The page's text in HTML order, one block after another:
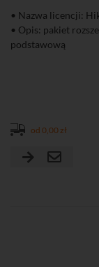
• Nazwa licencji:
• Opis: pakiet
podstawową
od 0,00 zł